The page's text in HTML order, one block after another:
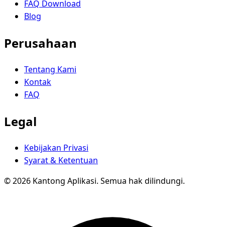
FAQ Download
Blog
Perusahaan
Tentang Kami
Kontak
FAQ
Legal
Kebijakan Privasi
Syarat & Ketentuan
© 2026 Kantong Aplikasi. Semua hak dilindungi.